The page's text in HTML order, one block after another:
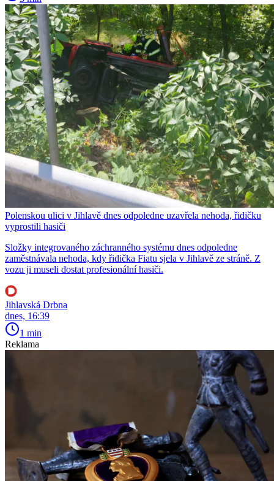
Polenskou ulici v Jihlavě dnes odpoledne uzavřela nehoda, řidičku
vyprostili hasiči
Složky integrovaného záchranného systému dnes odpoledne
zaměstnávala nehoda, kdy řidička Fiatu sjela v Jihlavě ze stráně. Z
vozu ji museli dostat profesionální hasiči.
Jihlavská Drbna
dnes, 16:39
1 min
Reklama